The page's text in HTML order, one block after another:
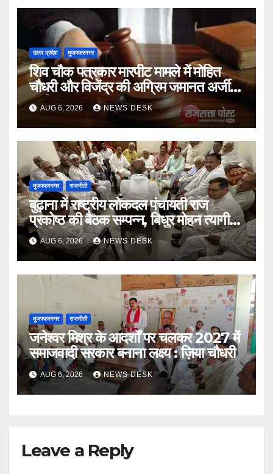
उत्तर प्रदेश मुजफ्फरनगर
शिव चौक पत्रकार मारपीट मामले में मोहित
चौधरी और विजेंद्र की अग्रिम जमानत अर्जी
खारिज
AUG 6, 2026 NEWS DESK
मुजफ्फरनगर राजनीती
बुढ़ाना में राष्ट्रीय लोकदल पंचायती राज
प्रकोष्ठ की बैठक सम्पन्न, बिधुर मोहन त्यागी
बने जिलाध्यक्ष
AUG 6, 2026 NEWS DESK
मुजफ्फरनगर राजनीती
जनेश्वर मिश्र के आदर्शों पर चलकर 2027 में
समाजवादी सरकार बनाना लक्ष्य : ज़िया चौधरी
AUG 6, 2026 NEWS DESK
Leave a Reply